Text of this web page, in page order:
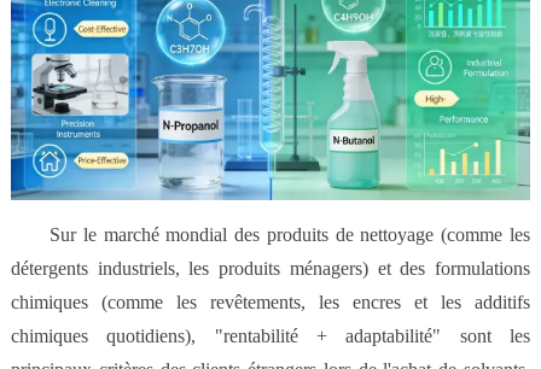
Sur le marché mondial des produits de nettoyage (comme les
détergents industriels, les produits ménagers) et des formulations
chimiques (comme les revêtements, les encres et les additifs
chimiques quotidiens), "rentabilité + adaptabilité" sont les